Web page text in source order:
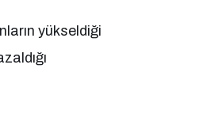
yükseldiği